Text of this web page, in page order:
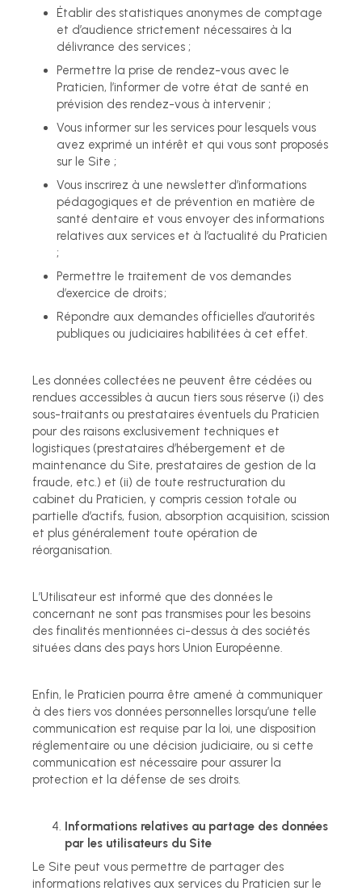
Établir des statistiques anonymes de comptage
et d’audience strictement nécessaires à la
délivrance des services ;
Permettre la prise de rendez-vous avec le
Praticien, l’informer de votre état de santé en
prévision des rendez-vous à intervenir ;
Vous informer sur les services pour lesquels vous
avez exprimé un intérêt et qui vous sont proposés
sur le Site ;
Vous inscrirez à une newsletter d’informations
pédagogiques et de prévention en matière de
santé dentaire et vous envoyer des informations
relatives aux services et à l’actualité du Praticien
;
Permettre le traitement de vos demandes
d’exercice de droits ;
Répondre aux demandes officielles d’autorités
publiques ou judiciaires habilitées à cet effet.
Les données collectées ne peuvent être cédées ou
rendues accessibles à aucun tiers sous réserve (i) des
sous-traitants ou prestataires éventuels du Praticien
pour des raisons exclusivement techniques et
logistiques (prestataires d’hébergement et de
maintenance du Site, prestataires de gestion de la
fraude, etc.) et (ii) de toute restructuration du
cabinet du Praticien, y compris cession totale ou
partielle d’actifs, fusion, absorption acquisition, scission
et plus généralement toute opération de
réorganisation.
L’Utilisateur est informé que des données le
concernant ne sont pas transmises pour les besoins
des finalités mentionnées ci-dessus à des sociétés
situées dans des pays hors Union Européenne.
Enfin, le Praticien pourra être amené à communiquer
à des tiers vos données personnelles lorsqu’une telle
communication est requise par la loi, une disposition
réglementaire ou une décision judiciaire, ou si cette
communication est nécessaire pour assurer la
protection et la défense de ses droits.
Informations relatives au partage des données
par les utilisateurs du Site
Le Site peut vous permettre de partager des
informations relatives aux services du Praticien sur le